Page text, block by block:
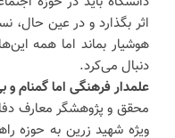
اثر بگذارد و در عین حال،
هوشیار بماند اما همه
دنبال می‌کرد.
علمدار فرهنگی اما گمنام و
محقق و پژوهشگر معارف
ویژه شهید زرین به حوزه